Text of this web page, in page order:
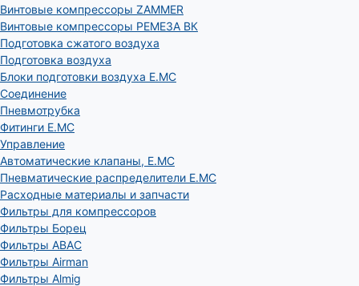
Винтовые компрессоры ZAMMER
Винтовые компрессоры РЕМЕЗА ВК
Подготовка сжатого воздуха
Подготовка воздуха
Блоки подготовки воздуха E.MC
Соединение
Пневмотрубка
Фитинги E.MC
Управление
Автоматические клапаны, Е.МС
Пневматические распределители E.MC
Расходные материалы и запчасти
Фильтры для компрессоров
Фильтры Борец
Фильтры ABAC
Фильтры Airman
Фильтры Almig